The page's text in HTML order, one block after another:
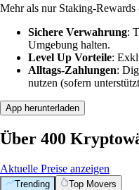
Mehr als nur Staking-
Sichere Verwahrung:
Umgebung halten.
Level Up Vorteile:
Alltags-Zahlungen:
nutzen (sofern
App herunterladen
Über 400
Aktuelle Preise anzeigen
Trending Top Movers